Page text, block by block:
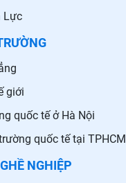
Lực
giới
quốc tế ở Hà Nội
quốc tế tại TPHCM
NGHIỆP